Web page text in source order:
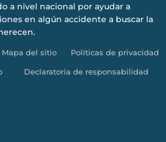
a nivel nacional por ayudar a
en algún accidente a buscar la
Mapa del sitio Políticas de privacidad
Declaratoria de responsabilidad